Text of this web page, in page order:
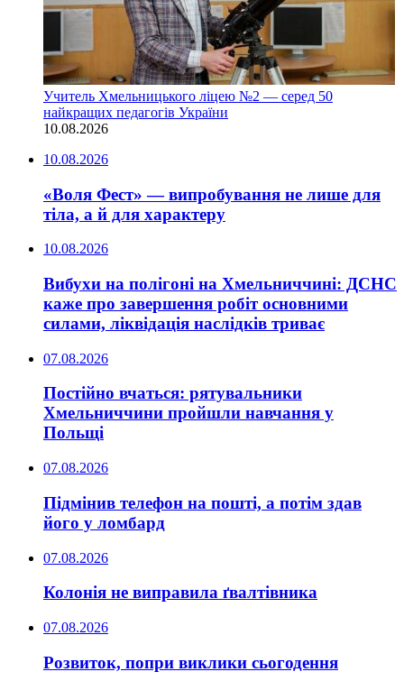
Учитель Хмельницького ліцею №2 — серед 50
найкращих педагогів України
10.08.2026
10.08.2026
«Воля Фест» — випробування не лише для
тіла, а й для характеру
10.08.2026
Вибухи на полігоні на Хмельниччині: ДСНС
каже про завершення робіт основними
силами, ліквідація наслідків триває
07.08.2026
Постійно вчаться: рятувальники
Хмельниччини пройшли навчання у
Польщі
07.08.2026
Підмінив телефон на пошті, а потім здав
його у ломбард
07.08.2026
Колонія не виправила ґвалтівника
07.08.2026
Розвиток, попри виклики сьогодення